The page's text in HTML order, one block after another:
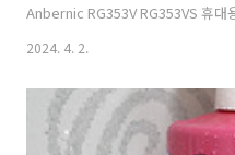
Anbernic RG353V RG353VS 휴대
가를 위한 다양한 휴대용 에뮬레이
다. 이미지 출처 : BL TEC 어린 시
휴대용 에뮬레이터 콘솔을 찾고
2024. 4. 2.